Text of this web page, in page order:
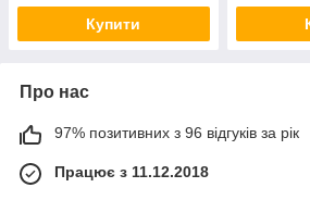
Купити
Про нас
97% позитивних з 96 відгуків за рік
Працює з 11.12.2018